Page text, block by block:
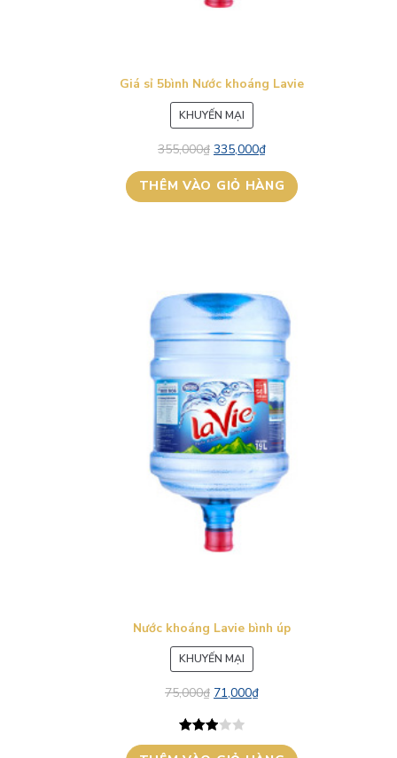
Giá sỉ 5bình Nước khoáng Lavie
KHUYẾN MẠI
PHẨM
ĐANG
GIẢM
GIÁ
355,000₫ 335,000₫
THÊM VÀO GIỎ HÀNG
Nước khoáng Lavie bình úp
KHUYẾN MẠI
PHẨM
ĐANG
75,000₫ 71,000₫
3.00
1